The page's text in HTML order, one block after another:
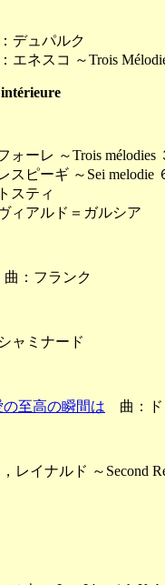
ュパルク
ネスコ ～Trois
intérieure
ォーレ ～Trois
ピーギ ～Sei melodie
スティ
ィアルド＝ガルシア
：フランク
ャミナード
の至高の瞬間は 曲：ド
イナルド ～Second